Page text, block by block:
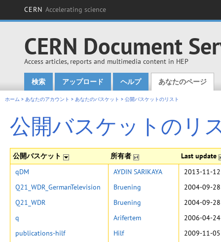
CERN Accelerating science
CERN Document
Access articles, reports and multimedia content in HEP
Main menu
検索 アップロード ヘルプ あなたのページ
ホーム > あなたのアカウント > あなたのバスケット > 公開バスケットのリスト
公開バスケットのリ
公開バスケット 所有者 Last update
qDM AYDIN SARIKAYA
2013-11-
Q21_WDR_GermanTelevision
Bruening
2004-09-
Q21_WDR
Bruening
2004-09-
q
Arifertem
2006-04-
publications-hilf
Hilf
2009-11-